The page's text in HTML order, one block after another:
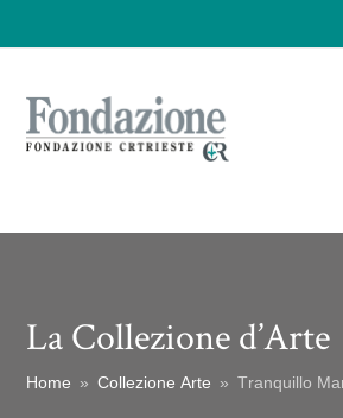
La Collezione d’Arte
Home » Collezione Arte » Tranquillo